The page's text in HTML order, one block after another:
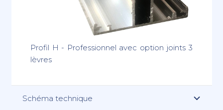
Profil H - Professionnel avec option joints 3
lèvres
Schéma technique